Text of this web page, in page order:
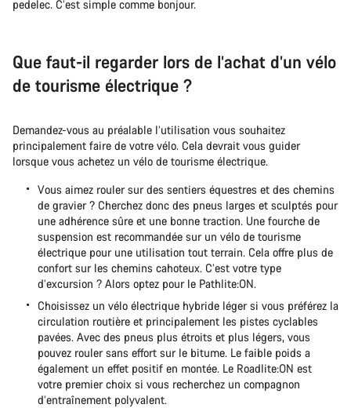
pedelec. C’est simple comme bonjour.
Que faut-il regarder lors de l’achat d’un vélo
de tourisme électrique ?
Demandez-vous au préalable l’utilisation vous souhaitez
principalement faire de votre vélo. Cela devrait vous guider
lorsque vous achetez un vélo de tourisme électrique.
Vous aimez rouler sur des sentiers équestres et des chemins
de gravier ? Cherchez donc des pneus larges et sculptés pour
une adhérence sûre et une bonne traction. Une fourche de
suspension est recommandée sur un vélo de tourisme
électrique pour une utilisation tout terrain. Cela offre plus de
confort sur les chemins cahoteux. C’est votre type
d’excursion ? Alors optez pour le Pathlite:ON.
Choisissez un vélo électrique hybride léger si vous préférez la
circulation routière et principalement les pistes cyclables
pavées. Avec des pneus plus étroits et plus légers, vous
pouvez rouler sans effort sur le bitume. Le faible poids a
également un effet positif en montée. Le Roadlite:ON est
votre premier choix si vous recherchez un compagnon
d’entraînement polyvalent.